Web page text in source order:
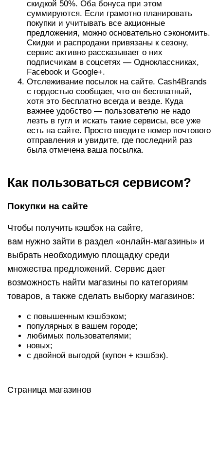
Как пользоваться сервисом?
Покупки на сайте
Чтобы получить кэшбэк на сайте,
вам нужно зайти в раздел «онлайн-магазины» и
выбрать необходимую площадку среди
множества предложений. Сервис дает
возможность найти магазины по категориям
товаров, а также сделать выборку магазинов:
любимых пользователями;
с двойной выгодой (купон + кэшбэк).
Страница магазинов